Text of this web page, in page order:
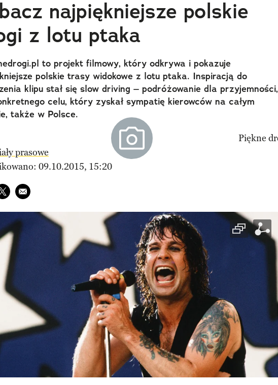
najpiękniejsze polskie
z lotu ptaka
to projekt filmowy, który odkrywa i pokazuje
polskie trasy widokowe z lotu ptaka. Inspiracją do
klipu stał się slow driving – podróżowanie dla przyjemności,
celu, który zyskał sympatię kierowców na całym
także w Polsce.
prasowe
09.10.2015, 15:20
na facebook
na twitter
E-mail do przyjaciela